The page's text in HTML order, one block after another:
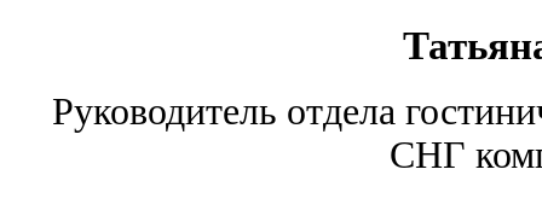
Руководитель отдела
СНГ